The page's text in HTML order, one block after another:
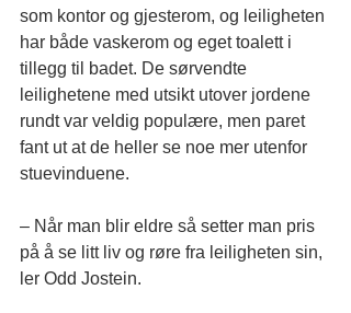
som kontor og gjesterom, og leiligheten
har både vaskerom og eget toalett i
tillegg til badet. De sørvendte
leilighetene med utsikt utover jordene
rundt var veldig populære, men paret
fant ut at de heller se noe mer utenfor
stuevinduene.
– Når man blir eldre så setter man pris
på å se litt liv og røre fra leiligheten sin,
ler Odd Jostein.